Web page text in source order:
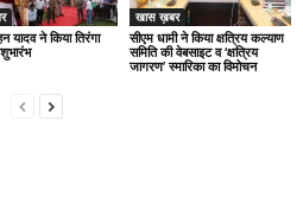
यादव ने किया तिरंगा
खास ख़बर
सीएम धामी ने किया क्षत्रिय कल्याण
समिति की वेबसाइट व ‘क्षत्रिय
जागरण’ स्मारिका का विमोचन